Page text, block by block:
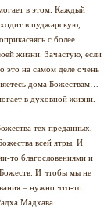
в этом. Каждый
в пуджарскую,
с более
жизни. Зачастую, если
это на самом деле очень
дома Божествам…
в духовной жизни.
тех преданных,
всей ятры. И
то благословениями и
И чтобы мы не
– нужно что-то
Мадхава